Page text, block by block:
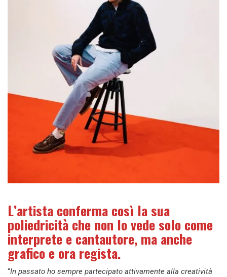
L’artista conferma così la sua
poliedricità che non lo vede solo come
interprete e cantautore, ma anche
grafico e ora regista.
“In passato ho sempre partecipato attivamente alla creatività